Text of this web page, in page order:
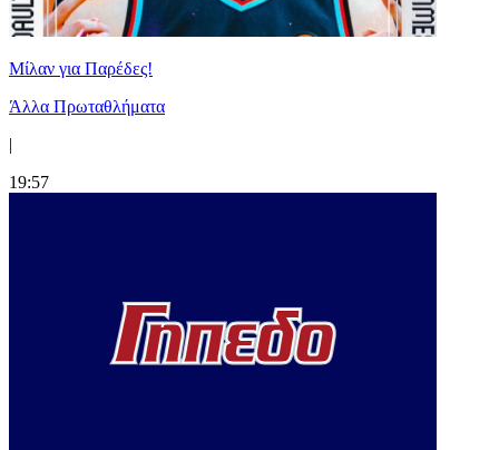
Μίλαν για Παρέδες!
Άλλα Πρωταθλήματα
|
19:57